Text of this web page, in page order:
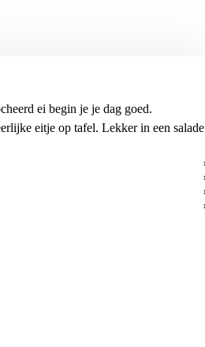
ei begin je je dag goed.
eitje op tafel. Lekker in een salade